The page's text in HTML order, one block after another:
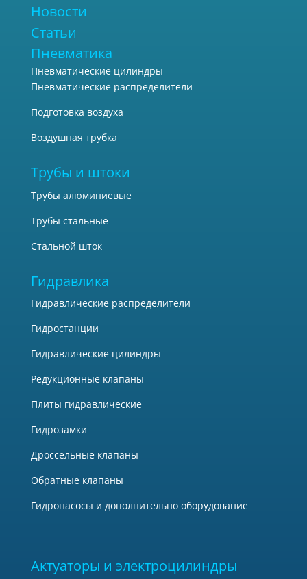
Новости
Статьи
Пневматика
Пневматические цилиндры
Пневматические распределители
Подготовка воздуха
Воздушная трубка
Трубы и штоки
Трубы алюминиевые
Трубы стальные
Стальной шток
Гидравлика
Гидравлические распределители
Гидростанции
Гидравлические цилиндры
Редукционные клапаны
Плиты гидравлические
Гидрозамки
Дроссельные клапаны
Обратные клапаны
Гидронасосы и дополнительно оборудование
Актуаторы и электроцилиндры